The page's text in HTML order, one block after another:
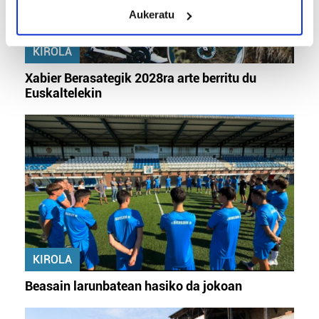
Identify your device by actively scanning it for
specific characteristics (fingerprinting)
Find out more about how your personal data is processed
and set your preferences in the
details section
prozesatzen ditugu, zure IP zenbakia, besteak beste,
teknologia erabiliz, cookieak adibidez, iragarki eta eduki
pertsonalizatuak eskaintzeko, iragarkiak eta edukia
neurtzeko, jendeari buruzko informazioa biltzeko eta
produktuak garatzeko. Zure datuak nork eta zertarako
erabiltzen dituen hauta dezakezu.
Bazkide batzuek ez dizute baimenik eskatzen, eta beren
interes komertzial legitimoetan babesten dira. Ikusi gure
duten interes legitimoa eta horren aurka nola egin
dezakezun ikusteko.
Aukeratu
KIROLA
Xabier Berasategik 2028ra arte berritu du
Euskaltelekin
KIROLA
Beasain larunbatean hasiko da jokoan